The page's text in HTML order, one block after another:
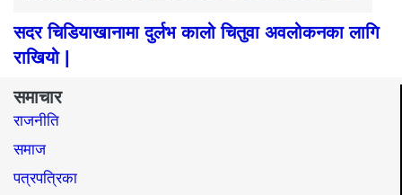
सदर चिडियाखानामा दुर्लभ कालो चितुवा अवलोकनका लागि
राखियो |
समाचार
राजनीति
समाज​
पत्रपत्रिका